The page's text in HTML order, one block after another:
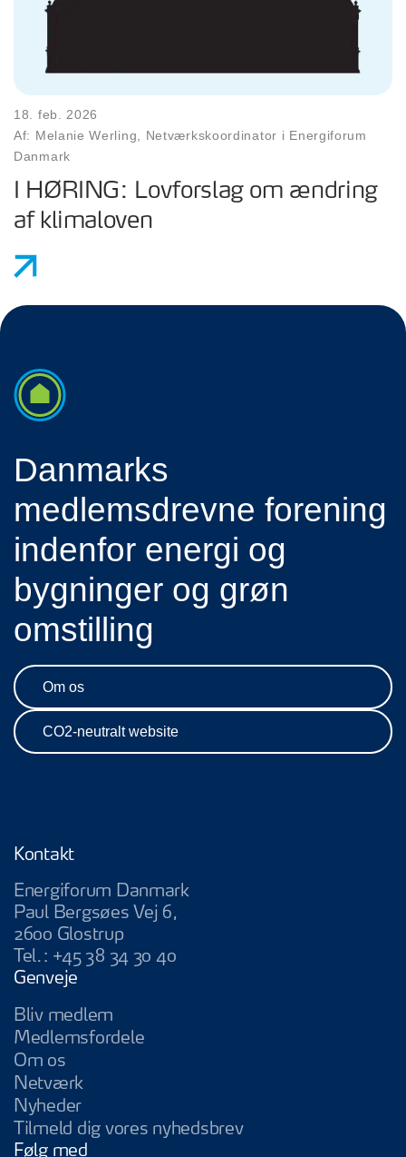
18. feb. 2026
Af: Melanie Werling, Netværkskoordinator i Energiforum
Danmark
I HØRING: Lovforslag om ændring
af klimaloven
Danmarks
medlemsdrevne forening
indenfor energi og
bygninger og grøn
omstilling
Om os
CO2-neutralt website
Kontakt
Energiforum Danmark
Paul Bergsøes Vej 6,
2600 Glostrup
Tel.: +45 38 34 30 40
Genveje
Bliv medlem
Medlemsfordele
Om os
Netværk
Nyheder
Tilmeld dig vores nyhedsbrev
Følg med